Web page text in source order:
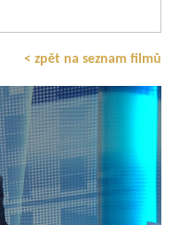
< zpět na seznam filmů